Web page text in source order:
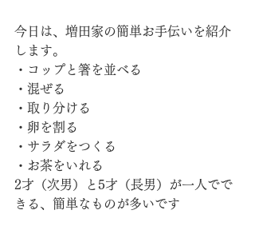
今日は、増田家の簡単お手伝いを紹介
します。
・コップと箸を並べる
・混ぜる
・取り分ける
・卵を割る
・サラダをつくる
・お茶をいれる
2才（次男）と5才（長男）が一人でで
きる、簡単なものが多いです